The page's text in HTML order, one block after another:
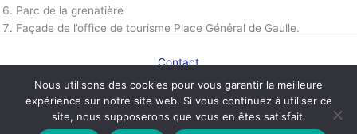
Parc de la grenatière
Façade de l’office de tourisme Place Général de Gaulle.
Contact
Plan du site
Mentions légales
Politique de confidentialité
Nous utilisons des cookies pour vous garantir la meilleure
expérience sur notre site web. Si vous continuez à utiliser ce
site, nous supposerons que vous en êtes satisfait.